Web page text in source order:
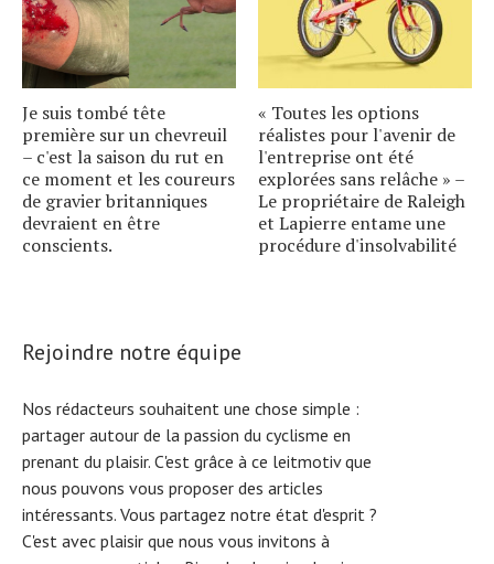
Je suis tombé tête
première sur un chevreuil
– c'est la saison du rut en
ce moment et les coureurs
de gravier britanniques
devraient en être
conscients.
« Toutes les options
réalistes pour l'avenir de
l'entreprise ont été
explorées sans relâche » –
Le propriétaire de Raleigh
et Lapierre entame une
procédure d'insolvabilité
Rejoindre notre équipe
Nos rédacteurs souhaitent une chose simple :
partager autour de la passion du cyclisme en
prenant du plaisir. C'est grâce à ce leitmotiv que
nous pouvons vous proposer des articles
intéressants. Vous partagez notre état d'esprit ?
C'est avec plaisir que nous vous invitons à